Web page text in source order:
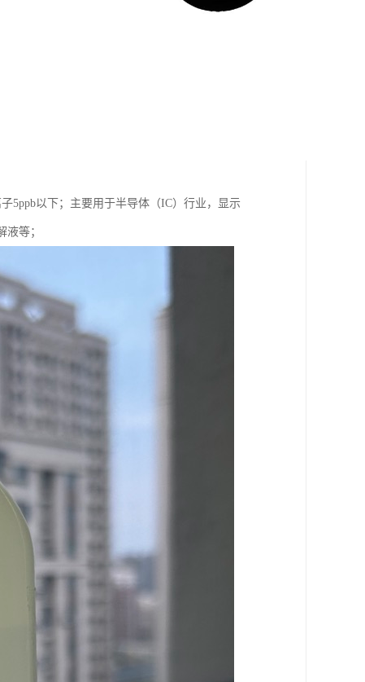
5ppb以下；主要用于半导体（IC）行业，显示
等；